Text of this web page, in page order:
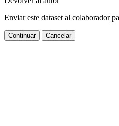
Enviar este dataset al colaborador
Continuar Cancelar